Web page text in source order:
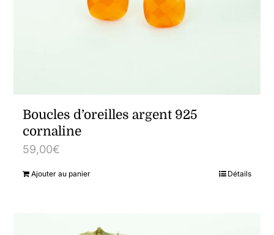
Boucles d’oreilles argent 925
cornaline
59,00€
Ajouter au panier Détails